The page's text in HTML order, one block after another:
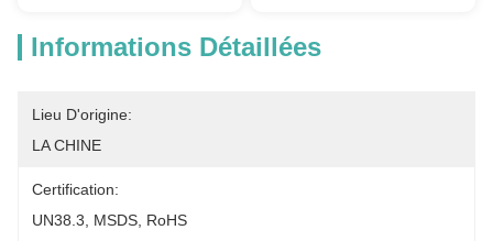
Informations Détaillées
Lieu D'origine:
LA CHINE
Certification:
UN38.3, MSDS, RoHS